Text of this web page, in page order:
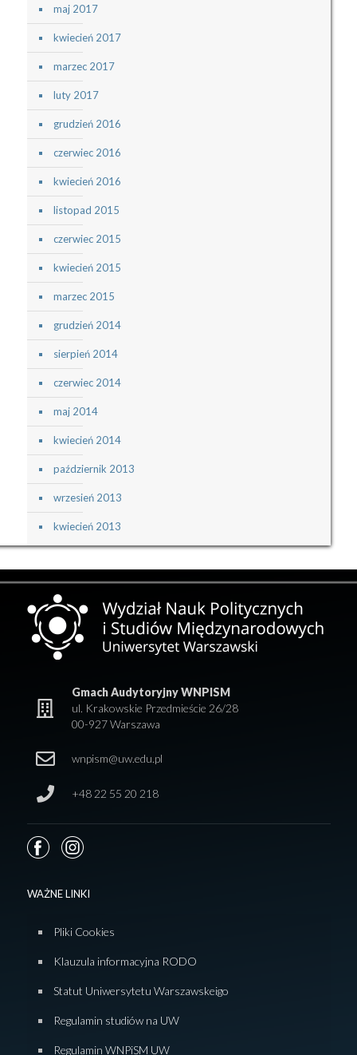
maj 2017
kwiecień 2017
marzec 2017
luty 2017
grudzień 2016
czerwiec 2016
kwiecień 2016
listopad 2015
czerwiec 2015
kwiecień 2015
marzec 2015
grudzień 2014
sierpień 2014
czerwiec 2014
maj 2014
kwiecień 2014
październik 2013
wrzesień 2013
kwiecień 2013
Gmach Audytoryjny WNPISM
ul. Krakowskie Przedmieście 26/28
00-927 Warszawa
wnpism@uw.edu.pl
+48 22 55 20 218
WAŻNE LINKI
Pliki Cookies
Klauzula informacyjna RODO
Statut Uniwersytetu Warszawskeigo
Regulamin studiów na UW
Regulamin WNPiSM UW